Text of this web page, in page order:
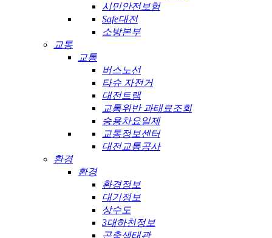
시민안전보험
Safe대전
소방본부
교통
교통
버스노선
타슈 자전거
대전트램
교통위반 과태료조회
승용차요일제
교통정보센터
대전교통공사
환경
환경
환경정보
대기정보
상수도
3대하천정보
곤충생태관